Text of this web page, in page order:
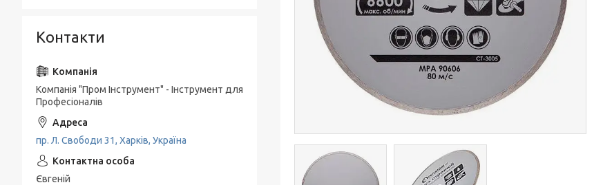
Контакти
Компанія "Пром Інструмент" - Інструмент для
Професіоналів
пр. Л. Свободи 31, Харків, Україна
Євгеній